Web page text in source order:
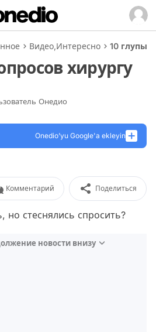
Видео,Интересно 10 глупых
хирургу
Онедио
Onedio’yu Google'a ekleyin
Комментарий Поделиться
но стеснялись спросить?
новости внизу